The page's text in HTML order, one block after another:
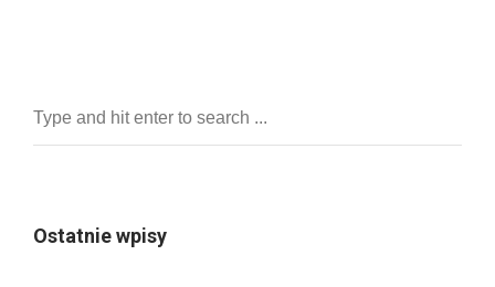
Ostatnie wpisy